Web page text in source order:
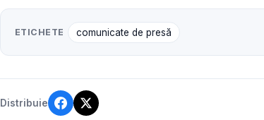
ETICHETE comunicate de presă
Distribuie